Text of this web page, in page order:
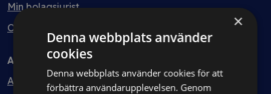
Min bolagsjurist
Ombud
Avtal
Avtalshantering
×
Denna webbplats använder
cookies
Denna webbplats använder cookies för att
förbättra användarupplevelsen. Genom